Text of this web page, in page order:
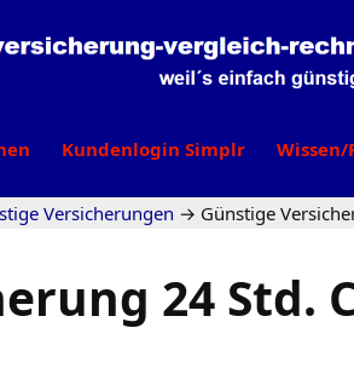
Kundenlogin Simplr Wissen/
Versicherungen → Günstige
24 Std.